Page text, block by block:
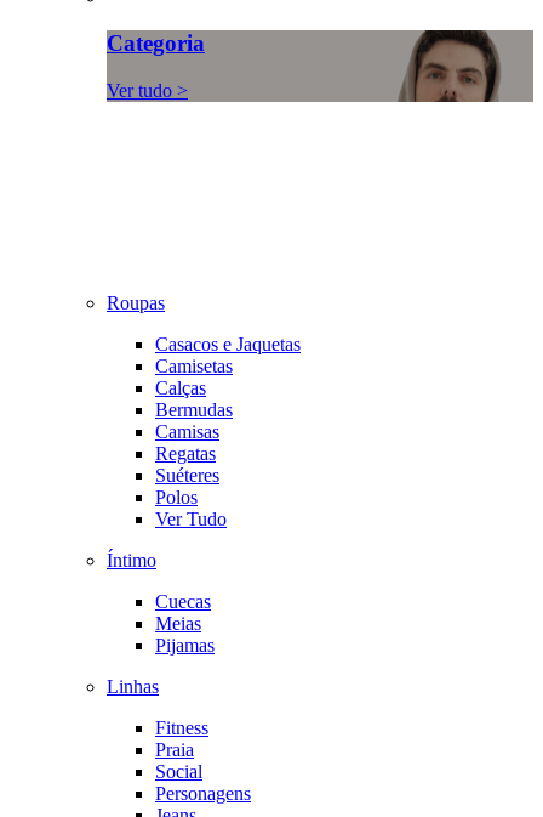
Categoria
Ver tudo >
Roupas
Casacos e Jaquetas
Camisetas
Calças
Bermudas
Camisas
Regatas
Suéteres
Polos
Ver Tudo
Íntimo
Cuecas
Meias
Pijamas
Linhas
Fitness
Praia
Social
Personagens